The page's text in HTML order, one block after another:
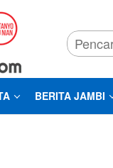
BERITA JAMBI